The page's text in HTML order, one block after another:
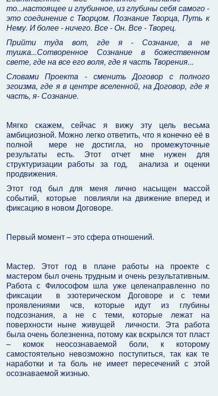
то...настоящее и глубинное, из глубины себя самого -
это соединение с Творцом. Познание Творца, Путь к
Нему. И более - ничего. Все - Он. Все - Творец.
Прийти туда вот, где я - Сознание, а не
тушка...Сотворенное Сознание в божественном
свете, где на все его воля, где я часть Творения...
Словами Проекта - сменить Договор с полного
эгоизма, где я в центре вселенной, на Договор, где я
часть, я- Сознание.
Мягко скажем, сейчас я вижу эту цель весьма
амбициозной. Можно легко ответить, что я конечно её в
полной мере не достигла, но промежуточные
результаты есть. Этот отчет мне нужен для
структуризации работы за год, анализа и оценки
продвижения.
Этот год был для меня лично насыщен массой
событий, которые повлияли на движение вперед и
фиксацию в новом Договоре.
Первый момент – это сфера отношений.
Мастер. Этот год в плане работы на проекте с
мастером был очень трудным и очень результативным.
Работа с Философом шла уже целенаправленно по
фиксации в эзотерическом Договоре и с теми
проявлениями чсв, которые идут из глубины
подсознания, а не с теми, которые лежат на
поверхности ныне живущей личности. Эта работа
была очень болезненна, потому как вскрылся тот пласт
– комок неосознаваемой боли, к которому
самостоятельно невозможно поступиться, так как те
наработки и та боль не имеет пересечений с этой
осознаваемой жизнью.